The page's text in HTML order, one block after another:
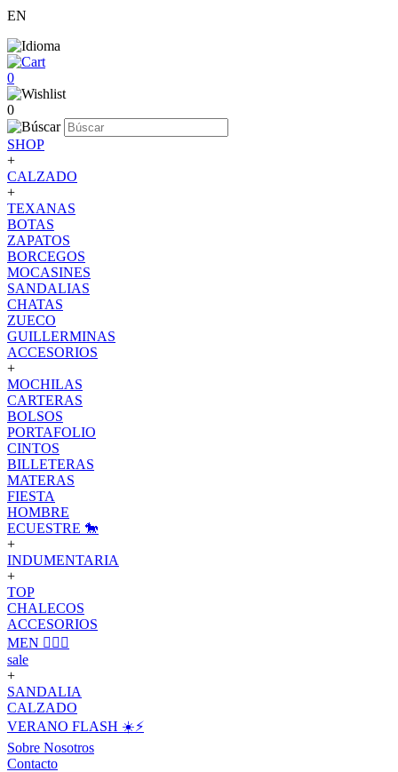
EN
0
0
SHOP
+
CALZADO
+
TEXANAS
BOTAS
ZAPATOS
BORCEGOS
MOCASINES
SANDALIAS
CHATAS
ZUECO
GUILLERMINAS
ACCESORIOS
+
MOCHILAS
CARTERAS
BOLSOS
PORTAFOLIO
CINTOS
BILLETERAS
MATERAS
FIESTA
HOMBRE
ECUESTRE 🐎
+
INDUMENTARIA
+
TOP
CHALECOS
ACCESORIOS
MEN 🙋🏽‍♂️
sale
+
SANDALIA
CALZADO
VERANO FLASH ☀️⚡️
Sobre Nosotros
Contacto